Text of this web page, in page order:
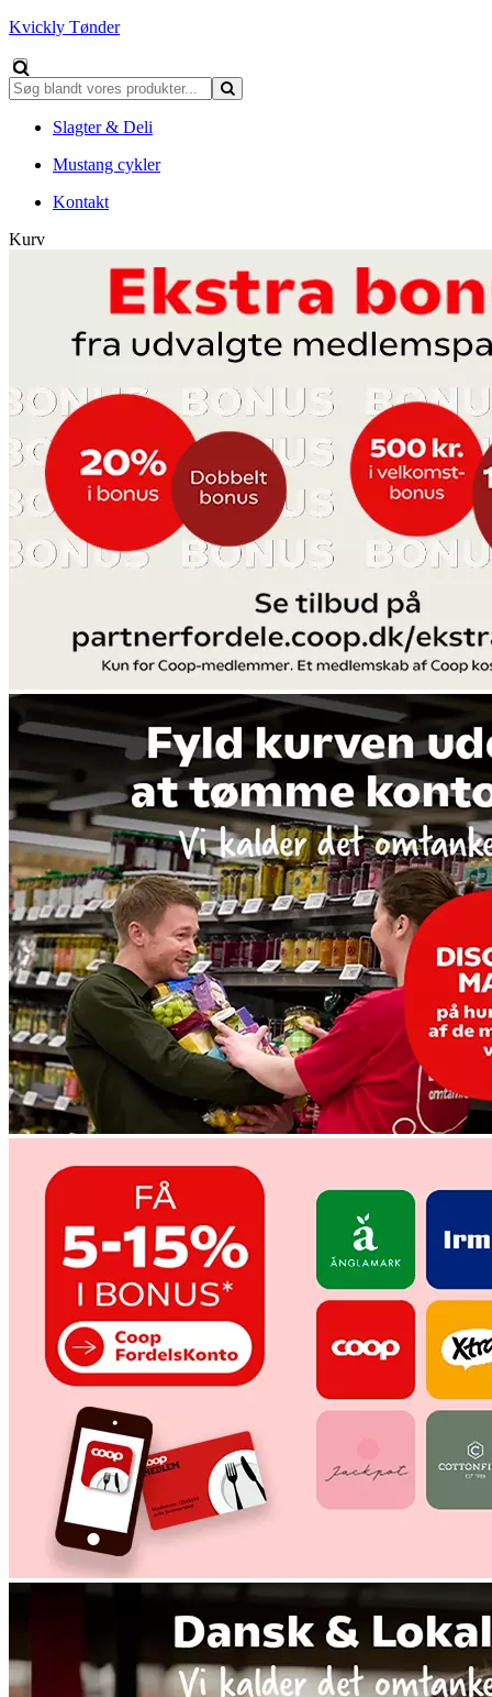
Kvickly Tønder
Slagter & Deli
Mustang cykler
Kontakt
Kurv